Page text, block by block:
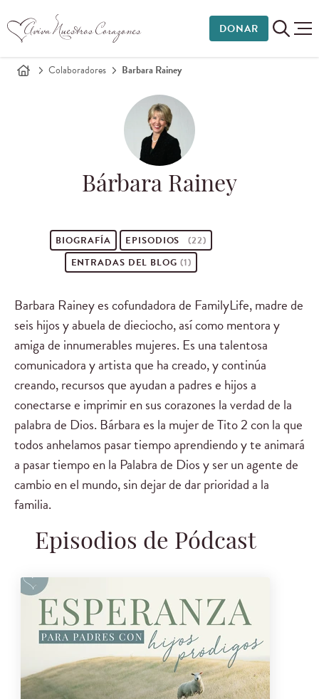
DONAR
Colaboradores Barbara Rainey
Bárbara Rainey
BIOGRAFÍA EPISODIOS
(22)
ENTRADAS DEL BLOG (1)
Barbara Rainey es cofundadora de FamilyLife, madre de
seis hijos y abuela de dieciocho, así como mentora y
amiga de innumerables mujeres. Es una talentosa
comunicadora y artista que ha creado, y continúa
creando, recursos que ayudan a padres e hijos a
conectarse e imprimir en sus corazones la verdad de la
palabra de Dios. Bárbara es la mujer de Tito 2 con la que
todos anhelamos pasar tiempo aprendiendo y te animará
a pasar tiempo en la Palabra de Dios y ser un agente de
cambio en el mundo, sin dejar de dar prioridad a la
familia.
Episodios de Pódcast